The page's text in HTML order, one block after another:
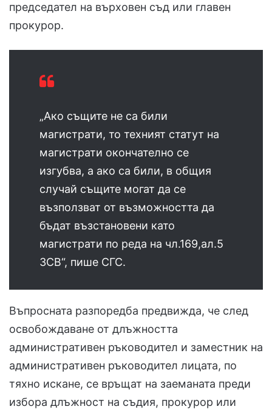
председател на върховен съд или главен
прокурор.
„Ако същите не са били
магистрати, то техният статут на
магистрати окончателно се
изгубва, а ако са били, в общия
случай същите могат да се
възползват от възможността да
бъдат възстановени като
магистрати по реда на чл.169,ал.5
ЗСВ“, пише СГС.
Въпросната разпоредба предвижда, че след
освобождаване от длъжността
административен ръководител и заместник на
административен ръководител лицата, по
тяхно искане, се връщат на заеманата преди
избора длъжност на съдия, прокурор или